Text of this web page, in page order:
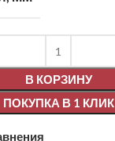
В КОРЗИНУ
ПОКУПКА В 1 КЛИК